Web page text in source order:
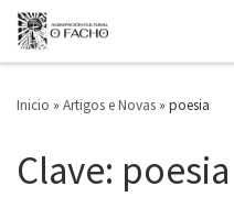
Saltar ao contido
Inicio » Artigos e Novas » poesia
Clave: poesia